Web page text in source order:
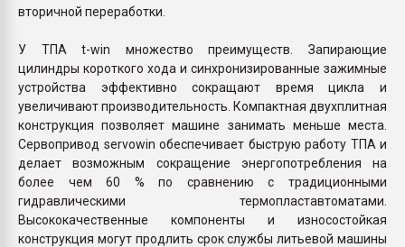
вторичной переработки.
У ТПА t-win множество преимуществ. Запирающие
цилиндры короткого хода и синхронизированные зажимные
устройства эффективно сокращают время цикла и
увеличивают производительность. Компактная двухплитная
конструкция позволяет машине занимать меньше места.
Сервопривод servowin обеспечивает быструю работу ТПА и
делает возможным сокращение энергопотребления на
более чем 60 % по сравнению с традиционными
гидравлическими термопластавтоматами.
Высококачественные компоненты и износостойкая
конструкция могут продлить срок службы литьевой машины